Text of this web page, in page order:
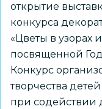
открытие
конкурса
«Цветы в узорах
посвященной
Конкурс
творчества
при содействии